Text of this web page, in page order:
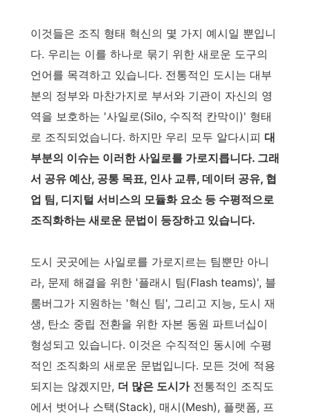
이것들은 조직 형태 혁신의 몇 가지 예시일 뿐입니
다. 우리는 이를 하나로 묶기 위한 새로운 도구의
언어를 목격하고 있습니다. 전통적인 도시는 대부
분의 정부와 마찬가지로 부서와 기관이 자신의 영
역을 보호하는 '사일로(Silo, 수직적 칸막이)' 형태
로 조직되었습니다. 하지만 우리 모두 알다시피 대
부분의 이슈는 이러한 사일로를 가로지릅니다. 그래
서 공유 예산, 공통 목표, 인사 교류, 데이터 공유, 협
업 팀, 디지털 서비스의 모듈화 요소 등 수평적으로
조직화하는 새로운 문법이 등장하고 있습니다.
도시 곳곳에는 사일로를 가로지르는 팀뿐만 아니
라, 문제 해결을 위한 '플래시 팀(Flash teams)', 블
룸버그가 지원하는 '혁신 팀', 그리고 지능, 도시 재
생, 탄소 중립 전환을 위한 자본 동원 파트너십이
형성되고 있습니다. 이것은 수직적인 동시에 수평
적인 조직화의 새로운 문법입니다. 모든 것에 적용
되지는 않겠지만, 더 많은 도시가전통적인 조직도
에서 벗어나 스택(Stack), 매시(Mesh), 플랫폼, 프